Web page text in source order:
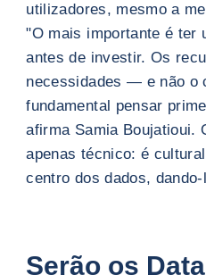
utilizadores, mesmo a
"O mais importante é ter
antes de investir. Os
necessidades — e não o
fundamental pensar
afirma Samia Boujatioui.
apenas técnico: é
centro dos dados,
Serão os